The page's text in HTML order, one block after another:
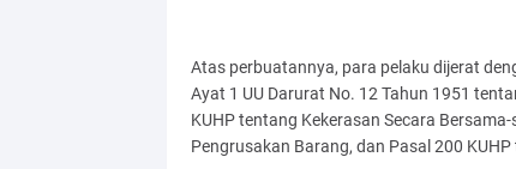
Atas perbuatannya, para pelaku dijerat
Ayat 1 UU Darurat No. 12 Tahun 1951
KUHP tentang Kekerasan Secara
Pengrusakan Barang, dan Pasal 200